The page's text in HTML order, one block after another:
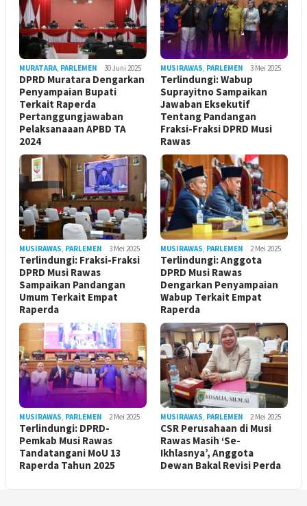
MURATARA, PARLEMEN 30 Juni 2025
DPRD Muratara Dengarkan
Penyampaian Bupati
Terkait Raperda
Pertanggungjawaban
Pelaksanaaan APBD TA
2024
MUSIRAWAS, PARLEMEN 3 Mei 2025
Terlindungi: Wabup
Suprayitno Sampaikan
Jawaban Eksekutif
Tentang Pandangan
Fraksi-Fraksi DPRD Musi
Rawas
MUSIRAWAS, PARLEMEN 3 Mei 2025
Terlindungi: Fraksi-Fraksi
DPRD Musi Rawas
Sampaikan Pandangan
Umum Terkait Empat
Raperda
MUSIRAWAS, PARLEMEN 2 Mei 2025
Terlindungi: Anggota
DPRD Musi Rawas
Dengarkan Penyampaian
Wabup Terkait Empat
Raperda
MUSIRAWAS, PARLEMEN 2 Mei 2025
Terlindungi: DPRD-
Pemkab Musi Rawas
Tandatangani MoU 13
Raperda Tahun 2025
MUSIRAWAS, PARLEMEN 2 Mei 2025
CSR Perusahaan di Musi
Rawas Masih ‘Se-
Ikhlasnya’, Anggota
Dewan Bakal Revisi Perda ‎